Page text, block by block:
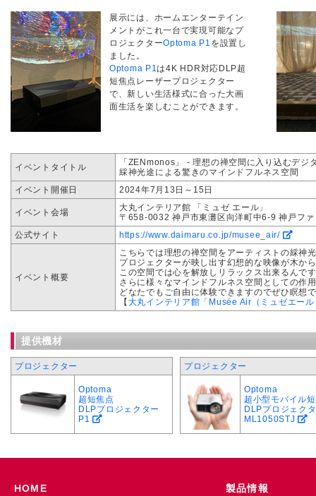
展示には、ホームエンターテイン
メントがこれ一台で実現可能なプ
ロジェクターOptoma P1 を設置し
ました。
Optoma P1は4K HDR対応DLP超
短焦点レーザープロジェクター
で、新しい生活様式に合った大画
面生活を楽しむことができます。
イベントタイトル
「ZENmonos」 - 理想の禅空間に入り込むデジ
綵神光途による驚きのマインドフルネス空間
イベント開催日
2024年7月13日～15日
イベント会場
大丸インテリア館 「ミュゼ エール」
〒658-0032 神戸市東灘区向洋町中6-9 神戸フ
公式サイト
https://www.daimaru.co.jp/musee_air/
イベント概要
こちらでは理想の禅空間をアーティストの綵神
プロジェクターが映し出す幻想的な映像が木か
この空間では心を解放しリラックス出来るんで
さらに様々なマインドフルネス空間としての作
どなたでもご自由に体験できますのでぜひ瞑想
【 大丸インテリア館「Musée Air（ミュゼエー
提供機材
プロジェクター
Optoma
超短焦点
DLPプロジェクター
P1
プロジェクター
Optoma
超小型モバイル
DLPプロジェク
ML1050STJ
HOME 製品情報